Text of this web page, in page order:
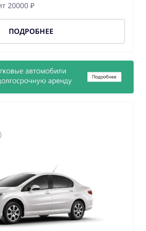
20000 ₽
ПОДРОБНЕЕ